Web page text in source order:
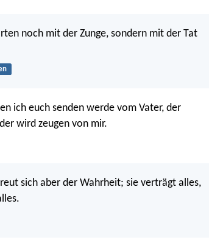
noch mit der Zunge, sondern mit der Tat
ich euch senden werde vom Vater, der
wird zeugen von mir.
sich aber der Wahrheit; sie verträgt alles,